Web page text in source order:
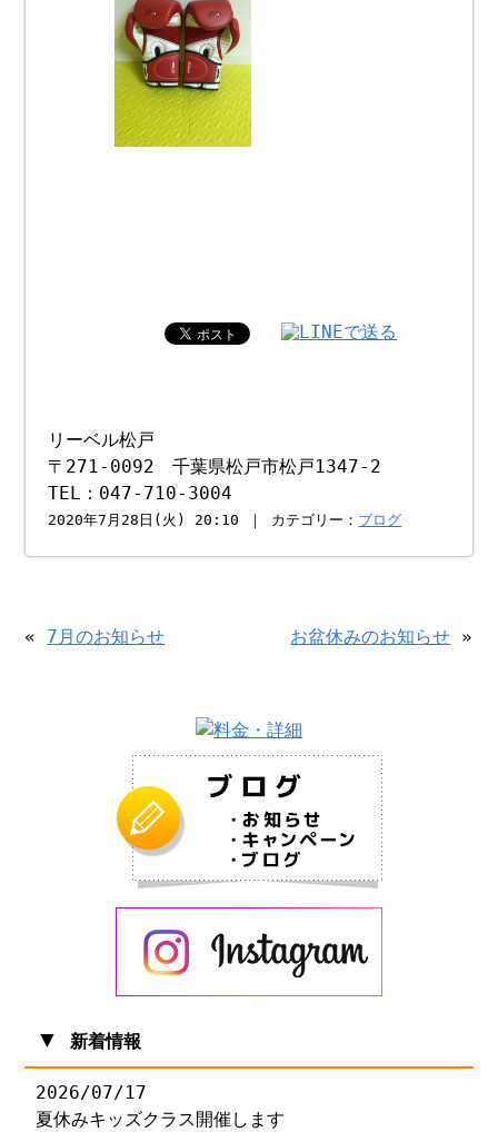
リーベル松戸
〒271-0092 千葉県松戸市松戸1347-2
TEL：047-710-3004
2020年7月28日(火) 20:10 ｜ カテゴリー： ブログ
« 7月のお知らせ お盆休みのお知らせ »
▼ 新着情報
2026/07/17
夏休みキッズクラス開催します